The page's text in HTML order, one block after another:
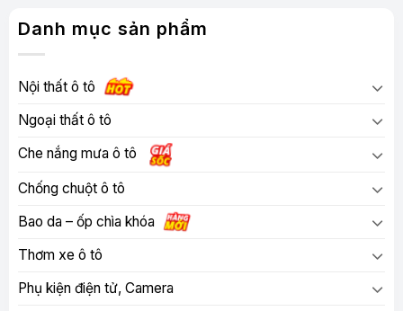
Danh mục sản phẩm
Nội thất ô tô
Ngoại thất ô tô
Che nắng mưa ô tô
Chống chuột ô tô
Bao da – ốp chìa khóa
Thơm xe ô tô
Phụ kiện điện tử, Camera